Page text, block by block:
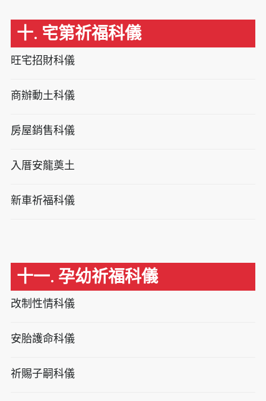
十. 宅第祈福科儀
旺宅招財科儀
商辦動土科儀
房屋銷售科儀
入厝安龍奠土
新車祈福科儀
十一. 孕幼祈福科儀
改制性情科儀
安胎護命科儀
祈賜子嗣科儀